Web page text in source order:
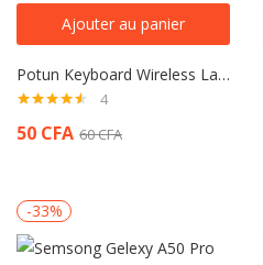
Ajouter au panier
Potun Keyboard Wireless Laptop
sur 5
4
50 CFA 60CFA
-33%